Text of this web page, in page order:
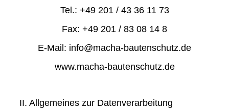
Tel.: +49 201 / 43 36 11 73
Fax: +49 201 / 83 08 14 8
E-Mail: info@macha-bautenschutz.de
www.macha-bautenschutz.de
II. Allgemeines zur Datenverarbeitung